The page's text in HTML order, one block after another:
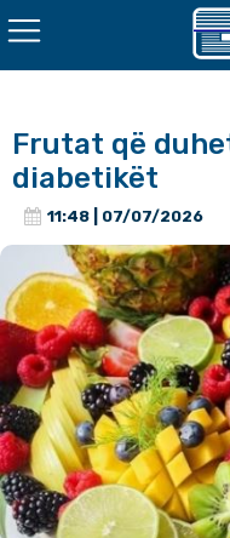
Frutat që
diabetikët
11:48 | 07/07/2026